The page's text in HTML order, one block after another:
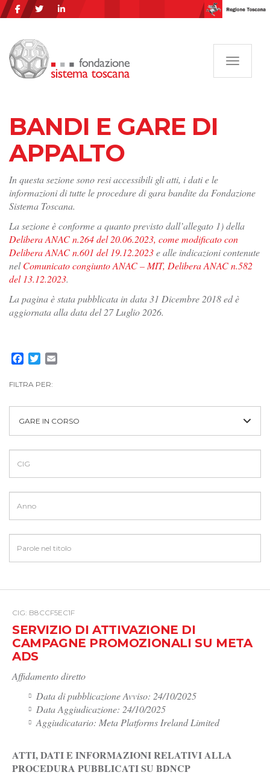
BANDI E GARE DI
APPALTO
In questa sezione sono resi accessibili gli atti, i dati e le
informazioni di tutte le procedure di gara bandite da Fondazione
Sistema Toscana.
La sezione è conforme a quanto previsto dall’allegato 1) della
Delibera ANAC n.264 del 20.06.2023, come modificato con
Delibera ANAC n.601 del 19.12.2023e alle indicazioni contenute
nelComunicato congiunto ANAC – MIT, Delibera ANAC n.582
del 13.12.2023.
La pagina è stata pubblicata in data 31 Dicembre 2018 ed è
aggiornata alla data del 27 Luglio 2026.
Facebook
Twitter
FILTRA PER:
GARE IN CORSO
CIG: B8CCF5EC1F
SERVIZIO DI ATTIVAZIONE DI
CAMPAGNE PROMOZIONALI SU META
ADS
Affidamento diretto
Data di pubblicazione Avviso: 24/10/2025
Data Aggiudicazione: 24/10/2025
Aggiudicatario: Meta Platforms Ireland Limited
ATTI, DATI E INFORMAZIONI RELATIVI ALLA
PROCEDURA PUBBLICATI SU BDNCP